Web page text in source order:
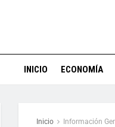
INICIO ECONOMÍA
Inicio Información